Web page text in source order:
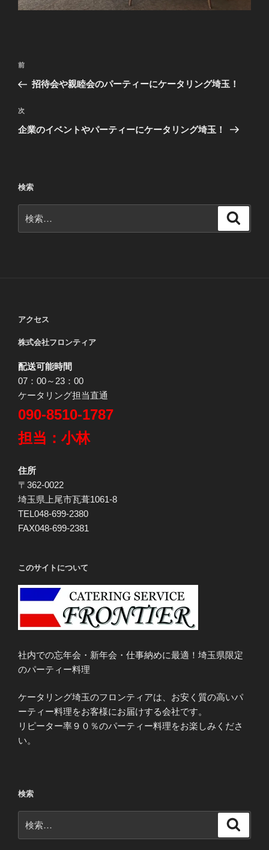
投
ナ
ビ
ゲ
ン
前
の
稿
前
招待会や親睦会のパーティーにケータリング埼玉！
次
の
次
企業のイベントやパーティーにケータリング埼玉！
検索
索:
アクセス
株式会社フロンティア
配送可能時間
07：00～23：00
ケータリング担当直通
090-8510-1787
担当：小林
住所
〒362-0022
埼玉県上尾市瓦葺1061-8
TEL048-699-2380
FAX048-699-2381
このサイトについて
社内での忘年会・新年会・仕事納めに最適！埼玉県限定
のパーティー料理
ケータリング埼玉のフロンティアは、お安く質の高いパ
ーティー料理をお客様にお届けする会社です。
リピーター率９０％のパーティー料理をお楽しみくださ
い。
検索
索: